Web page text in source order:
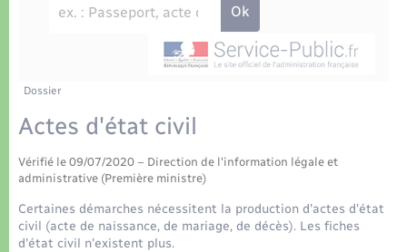
Eau - Assainissement
Transports scolaires
Logement - Urbanisme
Loisirs
Travaux - Autorisation d’occupation de l’espace
Présentation de la commune
La Communauté de communes
Dossier
Actes d'état civil
Vérifié le 09/07/2020 – Direction de l'information légale et
administrative (Première ministre)
Certaines démarches nécessitent la production d'actes d'état
civil (acte de naissance, de mariage, de décès). Les fiches
d'état civil n'existent plus.